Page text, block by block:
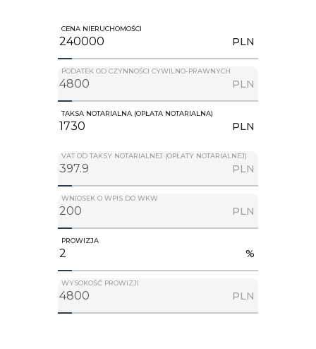
CENA NIERUCHOMOŚCI
PLN
PODATEK OD CZYNNOŚCI CYWILNO-PRAWNYCH
PLN
TAKSA NOTARIALNA (OPŁATA NOTARIALNA)
PLN
VAT OD TAKSY NOTARIALNEJ (OPŁATY NOTARIALNEJ)
PLN
WNIOSEK O WPIS DO WKW
PLN
PROWIZJA
%
WYSOKOŚĆ PROWIZJI
PLN